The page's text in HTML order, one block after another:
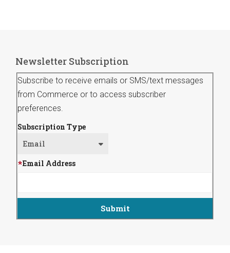
Newsletter Subscription
Subscribe to receive emails or SMS/text messages
from Commerce or to access subscriber
preferences.
Subscription Type
Email Address